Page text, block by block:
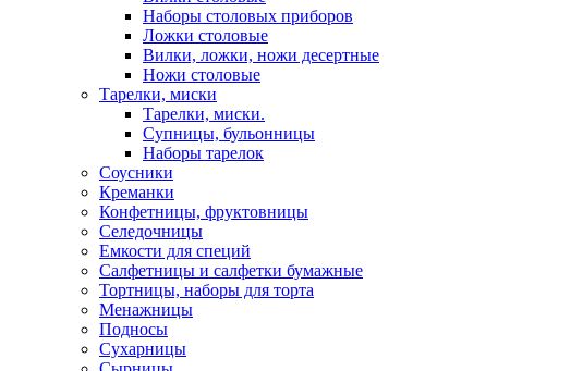
Наборы столовых приборов
Ложки столовые
Вилки, ложки, ножи десертные
Ножи столовые
Тарелки, миски
Тарелки, миски.
Супницы, бульонницы
Наборы тарелок
Соусники
Креманки
Конфетницы, фруктовницы
Селедочницы
Емкости для специй
Салфетницы и салфетки бумажные
Тортницы, наборы для торта
Менажницы
Подносы
Сухарницы